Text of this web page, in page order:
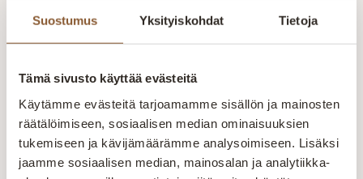
Suostumus Yksityiskohdat Tietoja
Tämä sivusto käyttää evästeitä
Käytämme evästeitä tarjoamamme sisällön ja mainosten
räätälöimiseen, sosiaalisen median ominaisuuksien
tukemiseen ja kävijämäärämme analysoimiseen. Lisäksi
jaamme sosiaalisen median, mainosalan ja analytiikka-
Mittakuva
Voisit olla kiinnostunut myös näistä
Bio avokulma Hold
Me
Pilvi sohva modulit
Storm
Parru 2-
Parru 2-